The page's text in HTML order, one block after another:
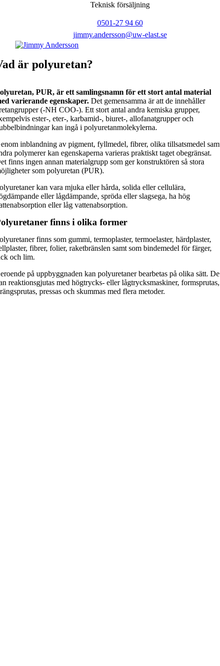
Teknisk försäljning
0501-27 94 60
jimmy.andersson@uw-elast.se
är polyuretan?
PUR, är ett samlingsnamn för ett stort antal material
varierande egenskaper. Det gemensamma är att de innehåller
(-NH COO-). Ett stort antal andra kemiska grupper,
ester-, eter-, karbamid-, biuret-, allofanatgrupper och
kan ingå i polyuretanmolekylerna.
inblandning av pigment, fyllmedel, fibrer, olika tillsatsmedel
polymerer kan egenskaperna varieras praktiskt taget obegränsat.
finns ingen annan materialgrupp som ger konstruktören så stora
som polyuretan (PUR).
kan vara mjuka eller hårda, solida eller cellulära,
eller lågdämpande, spröda eller slagsega, ha hög
eller låg vattenabsorption.
finns i olika former
finns som gummi, termoplaster, termoelaster, härdplaster,
fibrer, folier, raketbränslen samt som bindemedel för färger,
och lim.
på uppbyggnaden kan polyuretaner bearbetas på olika sätt. De
reaktionsgjutas med högtrycks- eller lågtrycksmaskiner, formsprutas,
pressas och skummas med flera metoder.